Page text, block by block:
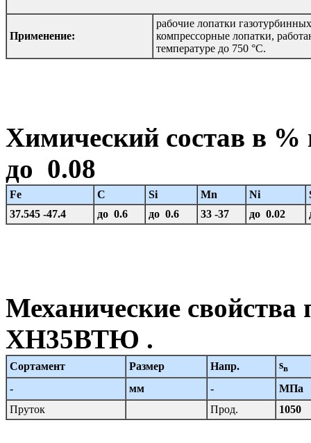
Применение:
рабочие лопатки
компрессорные лопатки,
температуре до 750 °С.
Химический состав в
до 0.08
Fe C Si Mn Ni
37.545 -47.4
до 0.6 до 0.6 33 -37 до 0.02
Механические свойства
ХН35ВТЮ .
Сортамент Размер Напр. sв
- мм -
МПа
Пруток
Прод. 1050